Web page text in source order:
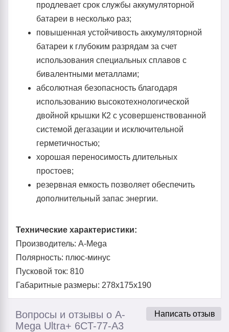
продлевает срок службы аккумуляторной
батареи в несколько раз;
повышенная устойчивость аккумуляторной
батареи к глубоким разрядам за счет
использования специальных сплавов с
бивалентными металлами;
абсолютная безопасность благодаря
использованию высокотехнологической
двойной крышки К2 с усовершенствованной
системой дегазации и исключительной
герметичностью;
хорошая переносимость длительных
простоев;
резервная емкость позволяет обеспечить
дополнительный запас энергии.
Технические характеристики:
Производитель: A-Mega
Полярность: плюс-минус
Пусковой ток: 810
Габаритные размеры: 278x175x190
Написать отзыв
Вопросы и отзывы о A-
Mega Ultra+ 6CT-77-А3